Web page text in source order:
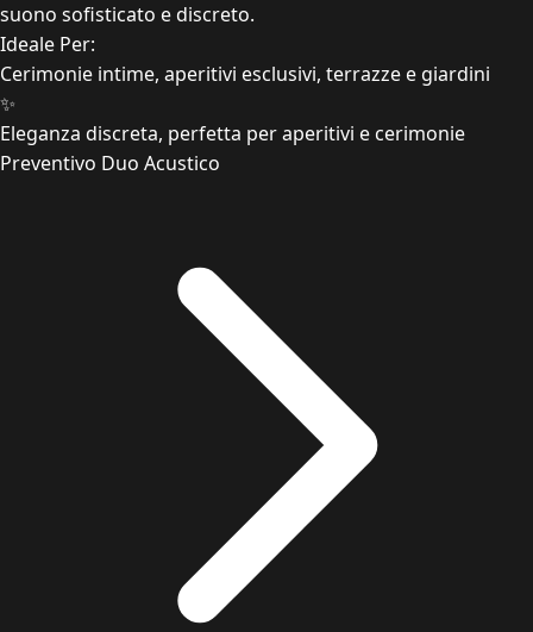
suono sofisticato e discreto.
Ideale Per:
Cerimonie intime, aperitivi esclusivi, terrazze e giardini
✨
Eleganza discreta, perfetta per aperitivi e cerimonie
Preventivo Duo Acustico